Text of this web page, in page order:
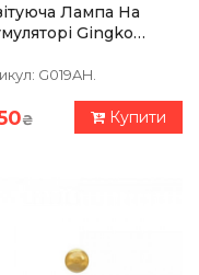
Лампа На
Gingko
G019AH.
₴ Купити